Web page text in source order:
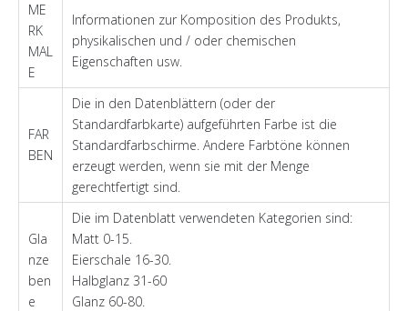
ME
RK
MAL
E
Informationen zur Komposition des Produkts,
physikalischen und / oder chemischen
Eigenschaften usw.
FAR
BEN
Die in den Datenblättern (oder der
Standardfarbkarte) aufgeführten Farbe ist die
Standardfarbschirme. Andere Farbtöne können
erzeugt werden, wenn sie mit der Menge
gerechtfertigt sind.
Gla
nze
ben
e
Die im Datenblatt verwendeten Kategorien sind:
Matt 0-15.
Eierschale 16-30.
Halbglanz 31-60
Glanz 60-80.